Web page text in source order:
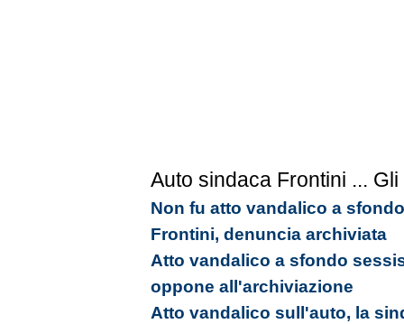
Auto sindaca Frontini ...
Non fu atto vandalico a
Frontini, denuncia archiviata
Atto vandalico a sfondo
oppone all'archiviazione
Atto vandalico sull'auto, la